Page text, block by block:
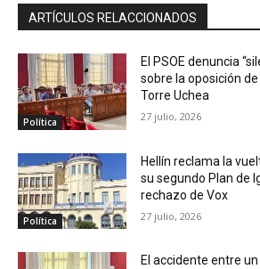
ARTÍCULOS RELACCIONADOS
Política
El PSOE denuncia
sobre la oposición
Torre Uchea
27 julio, 2026
Política
Hellín reclama la
su segundo Plan de
rechazo de Vox
27 julio, 2026
El accidente entre